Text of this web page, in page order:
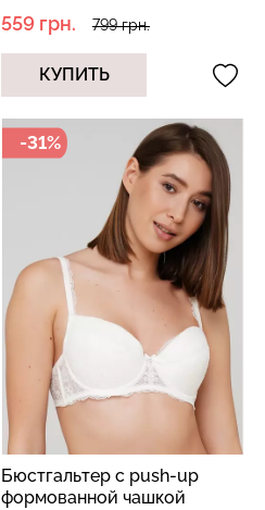
559 грн. 799 грн.
КУПИТЬ
-31%
Бюстгальтер с push-up
формованной чашкой